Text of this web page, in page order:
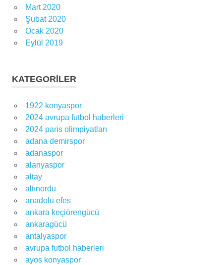
Mart 2020
Şubat 2020
Ocak 2020
Eylül 2019
KATEGORILER
1922 konyaspor
2024 avrupa futbol haberleri
2024 paris olimpiyatları
adana demirspor
adanaspor
alanyaspor
altay
altınordu
anadolu efes
ankara keçiörengücü
ankaragücü
antalyaspor
avrupa futbol haberleri
ayos konyaspor